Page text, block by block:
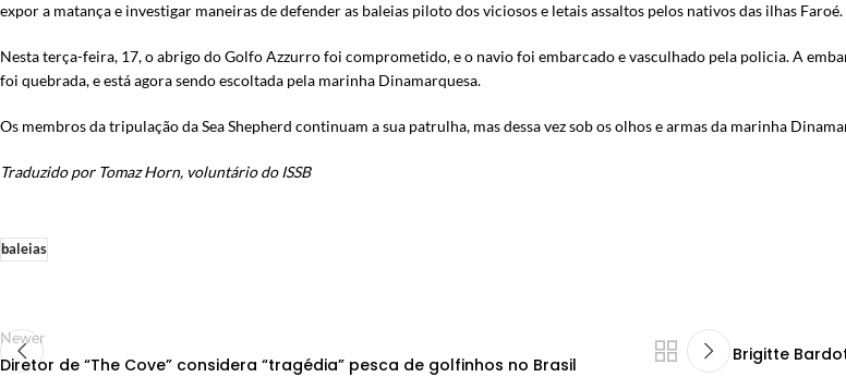
expor a matança e investigar maneiras de defender as baleias piloto dos viciosos e letais assaltos pelos nativos das ilhas Faroé.
Nesta terça-feira, 17, o abrigo do Golfo Azzurro foi comprometido, e o navio foi embarcado e vasculhado pela policia. A
foi quebrada, e está agora sendo escoltada pela marinha Dinamarquesa.
Os membros da tripulação da Sea Shepherd continuam a sua patrulha, mas dessa vez sob os olhos e armas da marinha
Traduzido por Tomaz Horn, voluntário do ISSB
baleias
Newer
Diretor de “The Cove” considera “tragédia” pesca de golfinhos no Brasil
Brigitte